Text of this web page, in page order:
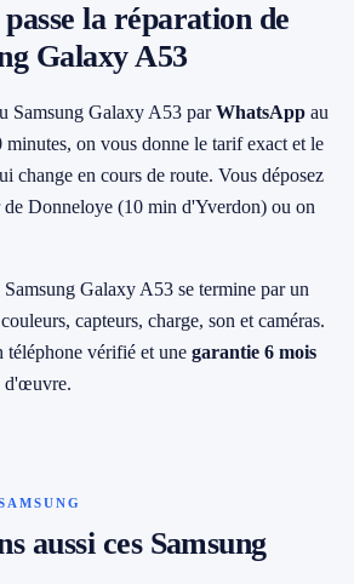
la réparation de
Galaxy A53
Samsung Galaxy A53 parWhatsApp au
on vous donne le tarif exact et le
change en cours de route. Vous déposez
de Donneloye (10 min d'Yverdon) ou on
Galaxy A53 se termine par un
capteurs, charge, son et caméras.
téléphone vérifié et une garantie 6 mois
d'œuvre.
aussi ces Samsung